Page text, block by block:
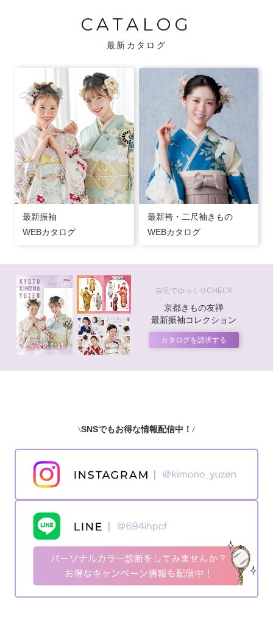
・振袖コンシェルジュが、振袖に合う小物や
バッグでお嬢様らしいコーディネートをご
CATALOG
最新カタログ
最新振袖
WEBカタログ
最新袴・二尺袖きもの
WEBカタログ
自宅でゆっくりCHECK
京都きもの友禅
最新振袖コレクション
カタログを請求する
SNSでもお得な情報配信中！